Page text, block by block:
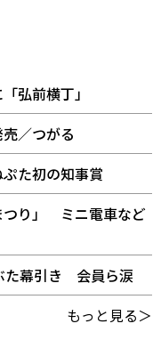
弘前横丁」
／つがる
た初の知事賞
つり」 ミニ電車など
た幕引き 会員ら涙
もっと見る＞